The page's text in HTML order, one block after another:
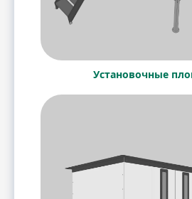
Установочные